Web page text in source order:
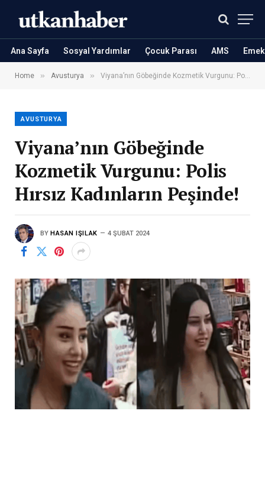
Ana Sayfa Sosyal Yardımlar Çocuk Parası AMS
Home » Avusturya » Viyana’nın Göbeğinde Kozmetik Vurgunu: Polis Hırsız Kadınların Peşinde!
AVUSTURYA
Viyana’nın Göbeğinde
Kozmetik Vurgunu: Polis
Hırsız Kadınların Peşinde!
BY HASAN IŞILAK 4 ŞUBAT 2024